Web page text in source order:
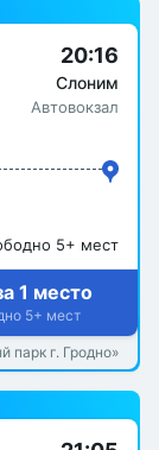
20:16
Слоним
Автовокзал
5+ мест
1 место
5+ мест
парк г. Гродно»